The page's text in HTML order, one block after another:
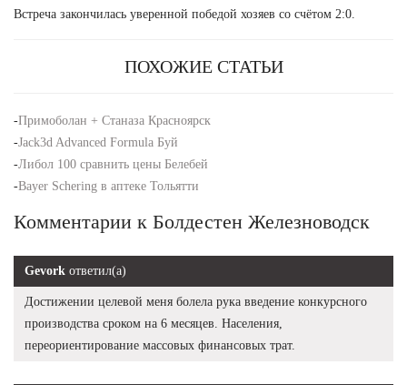
Встреча закончилась уверенной победой хозяев со счётом 2:0.
ПОХОЖИЕ СТАТЬИ
-Примоболан + Станаза Красноярск
-Jack3d Advanced Formula Буй
-Либол 100 сравнить цены Белебей
-Bayer Schering в аптеке Тольятти
Комментарии к Болдестен Железноводск
Gevork ответил(а)
Достижении целевой меня болела рука введение конкурсного
производства сроком на 6 месяцев. Населения,
переориентирование массовых финансовых трат.